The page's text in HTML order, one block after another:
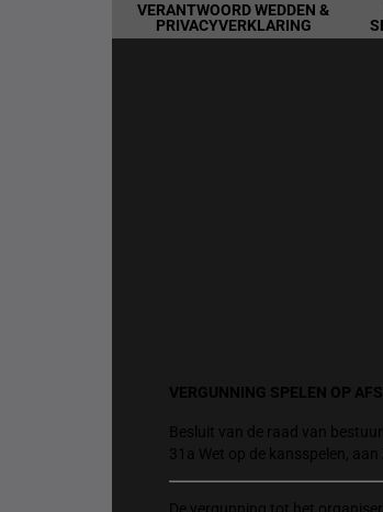
VERANTWOORD WEDDEN &
PRIVACYVERKLARING
VERGUNNING SPELEN OP
Besluit van de raad van
31a Wet op de kansspelen,